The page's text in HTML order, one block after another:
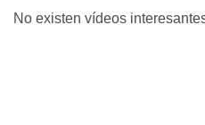
No existen vídeos